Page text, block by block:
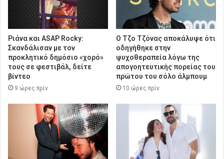
Ριάνα και ASAP Rocky:
Σκανδάλισαν με τον
προκλητικό δημόσιο «χορό»
τους σε φεστιβάλ, δείτε
βίντεο
9 ώρες πρίν
Ο Τζο Τζόνας αποκάλυψε ότι
οδηγήθηκε στην
ψυχοθεραπεία λόγω της
απογοητευτικής πορείας του
πρώτου του σόλο άλμπουμ
10 ώρες πρίν